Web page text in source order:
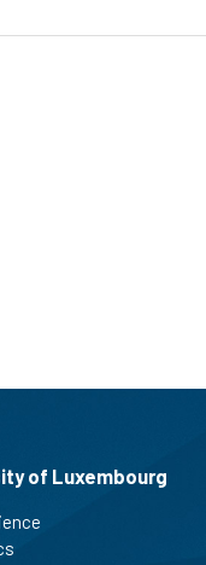
of Luxembourg